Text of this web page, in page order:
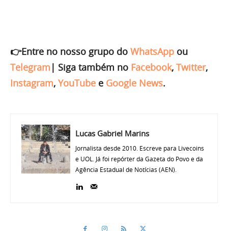
👉Entre no nosso grupo do WhatsApp ou
Telegram | Siga também no Facebook, Twitter,
Instagram, YouTube e Google News.
Lucas Gabriel Marins
Jornalista desde 2010. Escreve para Livecoins
e UOL. Já foi repórter da Gazeta do Povo e da
Agência Estadual de Notícias (AEN).